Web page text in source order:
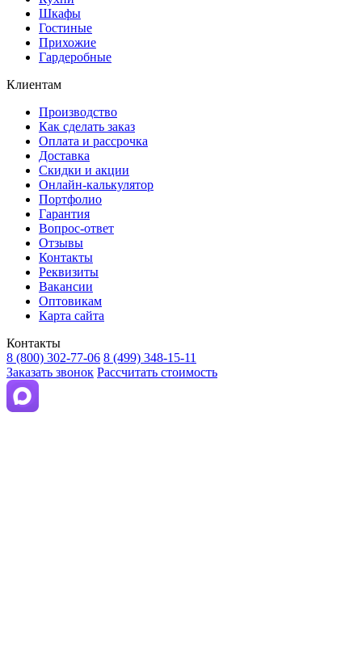
Шкафы
Гостиные
Прихожие
Гардеробные
Клиентам
Производство
Как сделать заказ
Оплата и рассрочка
Доставка
Скидки и акции
Онлайн-калькулятор
Портфолио
Гарантия
Вопрос-ответ
Отзывы
Контакты
Реквизиты
Вакансии
Оптовикам
Карта сайта
Контакты
8 (800) 302-77-06 8 (499) 348-15-11
Заказать звонок Рассчитать стоимость